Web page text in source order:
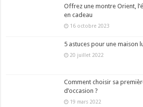
Offrez une montre Orient,
en cadeau
16 octobre 2023
5 astuces pour une maison
20 juillet 2022
Comment choisir sa
d’occasion ?
19 mars 2022